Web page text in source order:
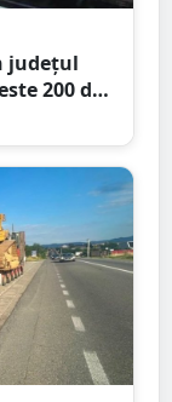
județul
200 de